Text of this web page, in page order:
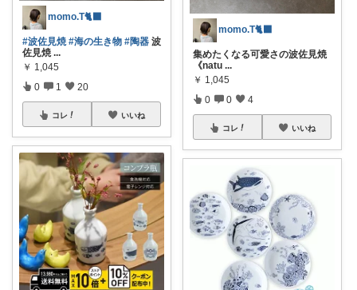
​momo.T🐈‍⬛
#波佐見焼 #海の生き物 #陶器 波
佐見焼 ...
￥ 1,045
0 1 20
コレ いいね
​momo.T🐈‍⬛
​集めたくなる可愛さの波佐見焼
《natu ...
￥ 1,045
0 0 4
コレ いいね